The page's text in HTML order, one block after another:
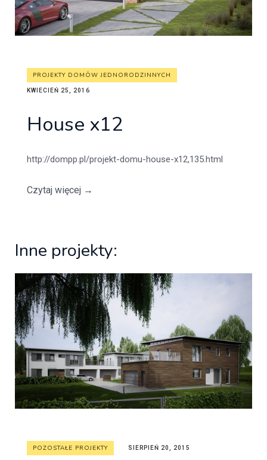
PROJEKTY DOMÓW JEDNORODZINNYCH
KWIECIEŃ 25, 2016
House x12
http://dompp.pl/projekt-domu-house-x12,135.html
Czytaj więcej →
Inne projekty:
POZOSTAŁE PROJEKTY SIERPIEŃ 20, 2015